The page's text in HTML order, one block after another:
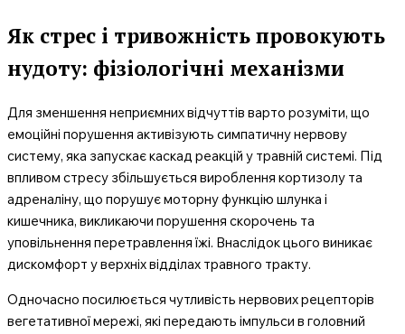
Як стрес і тривожність провокують
нудоту: фізіологічні механізми
Для зменшення неприємних відчуттів варто розуміти, що
емоційні порушення активізують симпатичну нервову
систему, яка запускає каскад реакцій у травній системі. Під
впливом стресу збільшується вироблення кортизолу та
адреналіну, що порушує моторну функцію шлунка і
кишечника, викликаючи порушення скорочень та
уповільнення перетравлення їжі. Внаслідок цього виникає
дискомфорт у верхніх відділах травного тракту.
Одночасно посилюється чутливість нервових рецепторів
вегетативної мережі, які передають імпульси в головний